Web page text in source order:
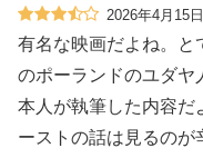
2026年4月15日
有名な映画だよね。と
のポーランドのユダヤ
本人が執筆した内容だ
ーストの話は見るのが